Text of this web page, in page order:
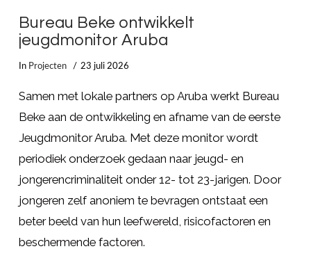
Bureau Beke ontwikkelt
jeugdmonitor Aruba
In Projecten 23 juli 2026
Samen met lokale partners op Aruba werkt Bureau
Beke aan de ontwikkeling en afname van de eerste
Jeugdmonitor Aruba. Met deze monitor wordt
periodiek onderzoek gedaan naar jeugd- en
jongerencriminaliteit onder 12- tot 23-jarigen. Door
jongeren zelf anoniem te bevragen ontstaat een
beter beeld van hun leefwereld, risicofactoren en
beschermende factoren.